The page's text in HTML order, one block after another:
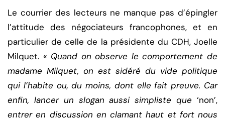
Le courrier des lecteurs ne manque pas d’épingler
l’attitude des négociateurs francophones, et en
particulier de celle de la présidente du CDH, Joelle
Milquet. « Quand on observe le comportement de
madame Milquet, on est sidéré du vide politique
qui l’habite ou, du moins, dont elle fait preuve. Car
enfin, lancer un slogan aussi simpliste que ‘non’,
entrer en discussion en clamant haut et fort nous